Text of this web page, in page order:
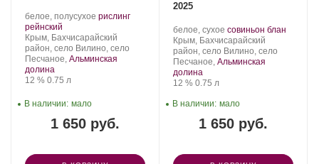
Производитель:
Alma
Valley.
белое, полусухое .
винограда:
рислинг
рейнский
Регион:
Крым, Бахчисарайский
район, село Вилино, село
Песчаное, Альминская
долина
Крепость
12 %. Объем
0.75 л
1 650 руб.
В наличии: мало
2025
Производитель:
Alma
Valley.
белое, сухое .
Сорт
винограда:
совиньон блан
Регион:
Крым, Бахчисарайский
район, село Вилино, село
Песчаное, Альминская
долина
Крепость
12 %. Объем
0.75 л
1 650 руб.
В наличии: мало